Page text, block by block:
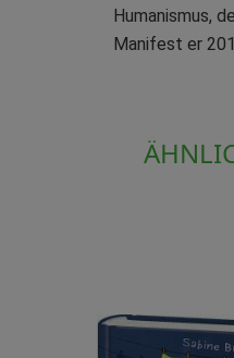
Humanismus,
Manifest er